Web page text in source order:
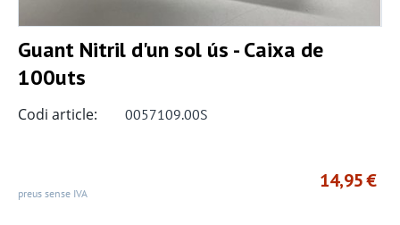
Guant Nitril d'un sol ús - Caixa de
100uts
Codi article: 0057109.00S
14,95€
preus sense IVA